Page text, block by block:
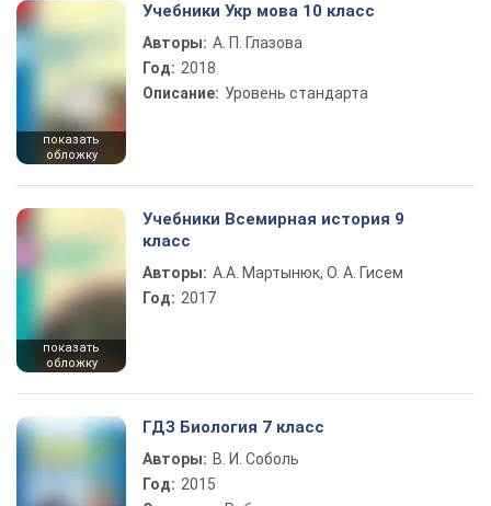
показать
обложку
Учебники Укр мова 10 класс
Авторы: А. П. Глазова
Год: 2018
Описание: Уровень стандарта
показать
обложку
Учебники Всемирная история 9
класс
Авторы: А.А. Мартынюк, О. А. Гисем
Год: 2017
ГДЗ Биология 7 класс
Авторы: В. И. Соболь
Год: 2015